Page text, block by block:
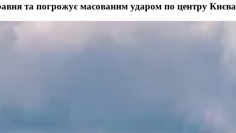
та погрожує масованим ударом по центру Києва